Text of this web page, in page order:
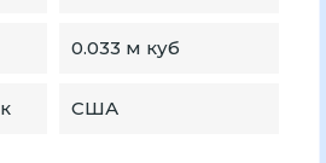
0.033 м куб
США